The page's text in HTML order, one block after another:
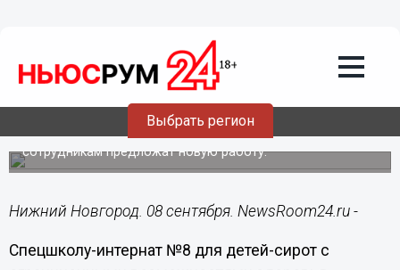
Выбрать регион
08.09.202012:55
Школу-интернат №8 ликвидируют в
Нижнем Новгороде
Воспитанников переводят в другие учреждения, а
сотрудникам предложат новую работу.
Нижний Новгород. 08 сентября. NewsRoom24.ru -
Спецшколу-интернат №8 для детей-сирот с